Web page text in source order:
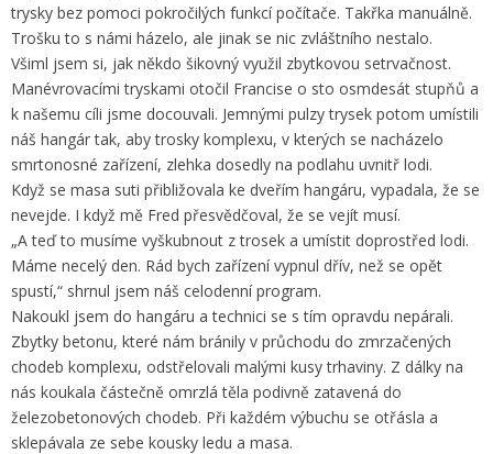
trysky bez pomoci pokročilých funkcí počítače. Takřka manuálně.
Trošku to s námi házelo, ale jinak se nic zvláštního nestalo.
Všiml jsem si, jak někdo šikovný využil zbytkovou setrvačnost.
Manévrovacími tryskami otočil Francise o sto osmdesát stupňů a
k našemu cíli jsme docouvali. Jemnými pulzy trysek potom umístili
náš hangár tak, aby trosky komplexu, v kterých se nacházelo
smrtonosné zařízení, zlehka dosedly na podlahu uvnitř lodi.
Když se masa suti přibližovala ke dveřím hangáru, vypadala, že se
nevejde. I když mě Fred přesvědčoval, že se vejít musí.
„A teď to musíme vyškubnout z trosek a umístit doprostřed lodi.
Máme necelý den. Rád bych zařízení vypnul dřív, než se opět
spustí,“ shrnul jsem náš celodenní program.
Nakoukl jsem do hangáru a technici se s tím opravdu nepárali.
Zbytky betonu, které nám bránily v průchodu do zmrzačených
chodeb komplexu, odstřelovali malými kusy trhaviny. Z dálky na
nás koukala částečně omrzlá těla podivně zatavená do
železobetonových chodeb. Při každém výbuchu se otřásla a
sklepávala ze sebe kousky ledu a masa.